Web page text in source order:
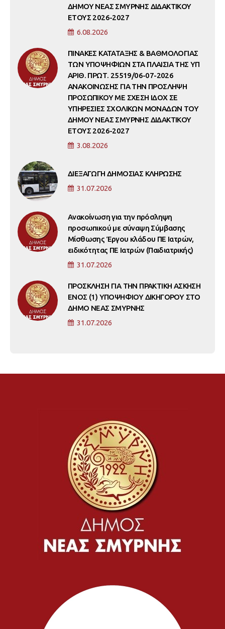
ΔΗΜΟΥ ΝΕΑΣ ΣΜΥΡΝΗΣ ΔΙΔΑΚΤΙΚΟΥ
ΕΤΟΥΣ 2026-2027
6.08.2026
ΠΙΝΑΚΕΣ ΚΑΤΑΤΑΞΗΣ & ΒΑΘΜΟΛΟΓΙΑΣ
ΤΩΝ ΥΠΟΨΗΦΙΩΝ ΣΤΑ ΠΛΑΙΣΙΑ ΤΗΣ ΥΠ
ΑΡΙΘ. ΠΡΩΤ. 25519/06-07-2026
ΑΝΑΚΟΙΝΩΣΗΣ ΓΙΑ ΤΗΝ ΠΡΟΣΛΗΨΗ
ΠΡΟΣΩΠΙΚΟΥ ΜΕ ΣΧΕΣΗ ΙΔΟΧ ΣΕ
ΥΠΗΡΕΣΙΕΣ ΣΧΟΛΙΚΩΝ ΜΟΝΑΔΩΝ ΤΟΥ
ΔΗΜΟΥ ΝΕΑΣ ΣΜΥΡΝΗΣ ΔΙΔΑΚΤΙΚΟΥ
ΕΤΟΥΣ 2026-2027
3.08.2026
ΔΙΕΞΑΓΩΓΗ ΔΗΜΟΣΙΑΣ ΚΛΗΡΩΣΗΣ
31.07.2026
Ανακοίνωση για την πρόσληψη
προσωπικού με σύναψη Σύμβασης
Μίσθωσης Έργου κλάδου ΠΕ Ιατρών,
ειδικότητας ΠΕ Ιατρών (Παιδιατρικής)
31.07.2026
ΠΡΟΣΚΛΗΣΗ ΓΙΑ ΤΗΝ ΠΡΑΚΤΙΚΗ ΑΣΚΗΣΗ
ΕΝΟΣ (1) ΥΠΟΨΗΦΙΟΥ ΔΙΚΗΓΟΡΟΥ ΣΤΟ
ΔΗΜΟ ΝΕΑΣ ΣΜΥΡΝΗΣ
31.07.2026